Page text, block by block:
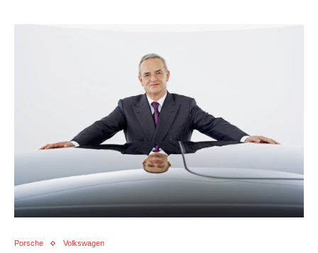
Porsche Volkswagen